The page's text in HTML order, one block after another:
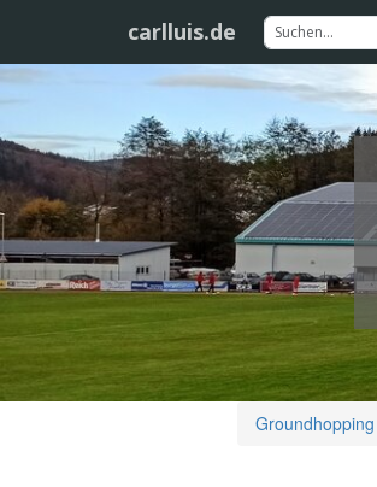
carlluis.de
Groundhopping